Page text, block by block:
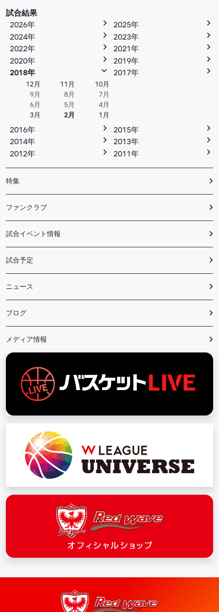
試合結果
2026年
2025年
2024年
2023年
2022年
2021年
2020年
2019年
2018年
12月 11月
10月
9月
8月
7月
6月
5月
4月
3月
2月 1月
2017年
2016年
2015年
2014年
2013年
2012年
2011年
特集
ファンクラブ
試合イベント情報
試合予定
ニュース
ブログ
メディア情報